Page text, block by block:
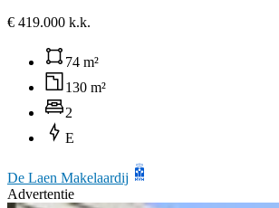
€ 419.000 k.k.
74 m²
130 m²
2
E
De Laen Makelaardij
Advertentie